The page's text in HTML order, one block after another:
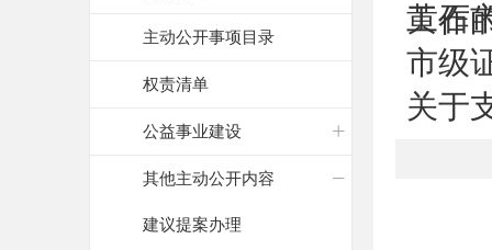
主动公开事项目录
权责清单
公益事业建设
其他主动公开内容
建议提案办理
工作
黄石
市级
关于